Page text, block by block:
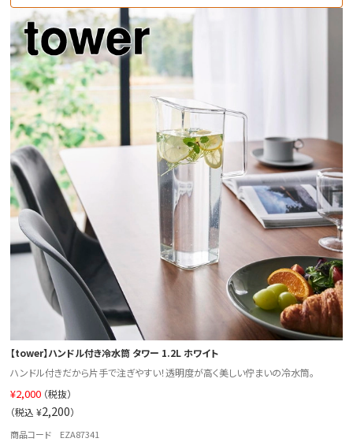
【tower】ハンドル付き冷水筒 タワー 1.2L ホワイト
ハンドル付きだから片手で注ぎやすい！透明度が高く美しい佇まいの冷水筒。
¥2,000 （税抜）
（税込 ¥2,200）
商品コード EZA87341